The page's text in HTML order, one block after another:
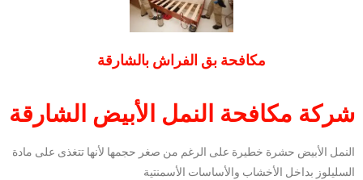
مكافحة بق الفراش بالشارقة
شركة مكافحة النمل الأبيض الشارقة
النمل الأبيض حشرة خطيرة على الرغم من صغر حجمها لأنها تتغذى على مادة
السليلوز بداخل الأخشاب والأساسات الأسمنتية